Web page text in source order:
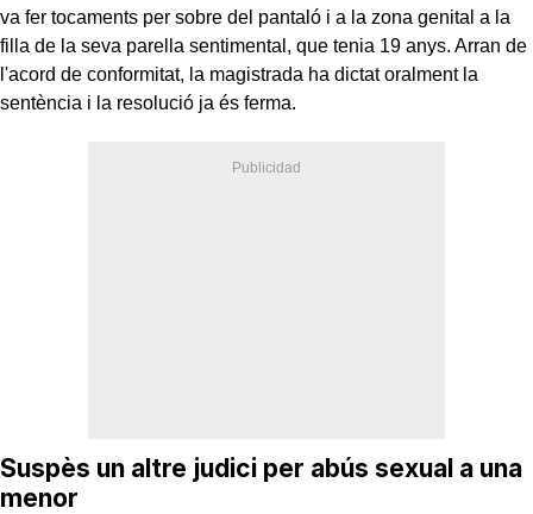
va fer tocaments per sobre del pantaló i a la zona genital a la
filla de la seva parella sentimental, que tenia 19 anys. Arran de
l'acord de conformitat, la magistrada ha dictat oralment la
sentència i la resolució ja és ferma.
Suspès un altre judici per abús sexual a una
menor